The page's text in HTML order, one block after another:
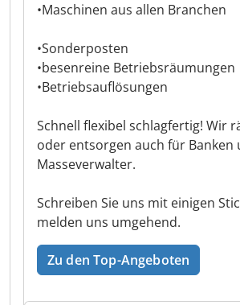
•Maschinen aus allen Branchen
•Sonderposten
•besenreine Betriebsräumungen
•Betriebsauflösungen
Schnell flexibel schlagfertig! Wir
oder entsorgen auch für Banken
Masseverwalter.
Schreiben Sie uns mit einigen
melden uns umgehend.
Zu den Top-Angeboten